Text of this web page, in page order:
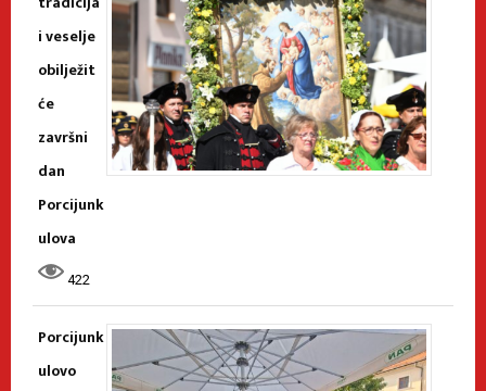
i veselje
obilježit
će
završni
dan
Porcijunk
ulova
422
Porcijunk
ulovo